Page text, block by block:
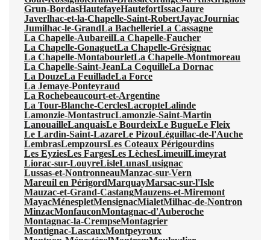
Grun-BordasHautefayeHautefortIssacJaure
Javerlhac-et-la-Chapelle-Saint-RobertJayacJourniac
Jumilhac-le-GrandLa BachellerieLa Cassagne
La Chapelle-AubareilLa Chapelle-Faucher
La Chapelle-GonaguetLa Chapelle-Grésignac
La Chapelle-MontabourletLa Chapelle-Montmoreau
La Chapelle-Saint-JeanLa CoquilleLa Dornac
La DouzeLa FeuilladeLa Force
La Jemaye-Ponteyraud
La Rochebeaucourt-et-Argentine
La Tour-Blanche-CerclesLacropteLalinde
Lamonzie-MontastrucLamonzie-Saint-Martin
LanouailleLanquaisLe BourdeixLe BugueLe Fleix
Le Lardin-Saint-LazareLe PizouLéguillac-de-l'Auche
LembrasLempzoursLes Coteaux Périgourdins
Les EyziesLes FargesLes LèchesLimeuilLimeyrat
Liorac-sur-LouyreLisleLunasLusignac
Lussas-et-NontronneauManzac-sur-Vern
Mareuil en PérigordMarquayMarsac-sur-l'Isle
Mauzac-et-Grand-CastangMauzens-et-Miremont
MayacMénespletMensignacMialetMilhac-de-Nontron
MinzacMonfauconMontagnac-d'Auberoche
Montagnac-la-CrempseMontagrier
Montignac-LascauxMontpeyroux